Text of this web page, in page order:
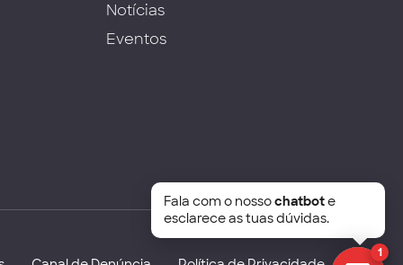
Notícias
Eventos
1
Fala com o nossochatbote
esclarece as tuas dúvidas.